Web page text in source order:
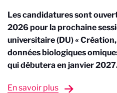
Les candidatures sont
2026 pour la prochaine
universitaire (DU) «
données biologiques
qui débutera en janvier
En savoir plus